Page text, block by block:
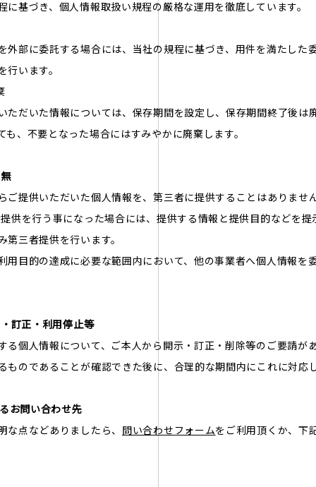
に基づき、個人情報取扱い規程の厳格な運用を徹底しています。
外部に委託する場合には、当社の規程に基づき、用件を満たした
行います。
ただいた情報については、保存期間を設定し、保存期間終了後は
も、不要となった場合にはすみやかに廃棄します。
ご提供いただいた個人情報を、第三者に提供することはありませ
供を行う事になった場合には、提供する情報と提供目的などを
第三者提供を行います。
用目的の達成に必要な範囲内において、他の事業者へ個人情報を
訂正・利用停止等
る個人情報について、ご本人から開示・訂正・削除等のご要請が
ものであることが確認できた後に、合理的な期間内にこれに対応
お問い合わせ先
な点などありましたら、 問い合わせフォームをご利用頂くか、下